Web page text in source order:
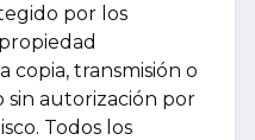
por los
copia, transmisión o
sin autorización por
Todos los